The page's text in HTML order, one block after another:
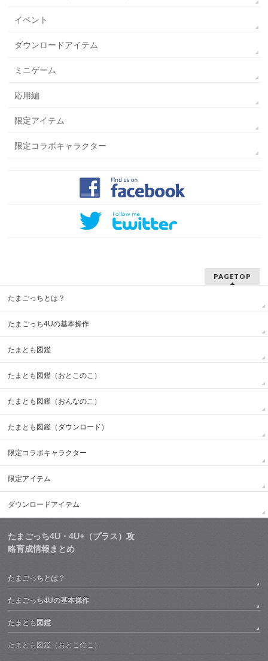
イベント
ダウンロードアイテム
ミニゲーム
応用編
限定アイテム
限定コラボキャラクター
PAGETOP
たまごっちとは？
たまごっち4Uの基本操作
たまとも図鑑
たまとも図鑑（おとこのこ）
たまとも図鑑（おんなのこ）
たまとも図鑑（ダウンロード）
限定コラボキャラクター
限定アイテム
ダウンロードアイテム
たまごっち4U・4U+（プラス）攻
略育成情報まとめ
たまごっちとは？
たまごっち4Uの基本操作
たまとも図鑑
たまとも図鑑（おとこのこ）